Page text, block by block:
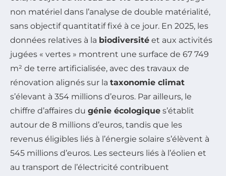
non matériel dans l’analyse de double matérialité,
sans objectif quantitatif fixé à ce jour. En 2025, les
données relatives à la biodiversité et aux activités
jugées « vertes » montrent une surface de 67 749
m² de terre artificialisée, avec des travaux de
rénovation alignés sur la taxonomie climat
s’élevant à 354 millions d’euros. Par ailleurs, le
chiffre d’affaires du génie écologique s’établit
autour de 8 millions d’euros, tandis que les
revenus éligibles liés à l’énergie solaire s’élèvent à
545 millions d’euros. Les secteurs liés à l’éolien et
au transport de l’électricité contribuent